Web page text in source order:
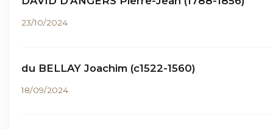
23/10/2024
du BELLAY Joachim (c1522-1560)
18/09/2024